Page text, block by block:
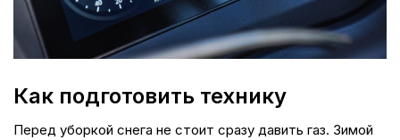
Как подготовить технику
Перед уборкой снега не стоит сразу давить газ. Зимой